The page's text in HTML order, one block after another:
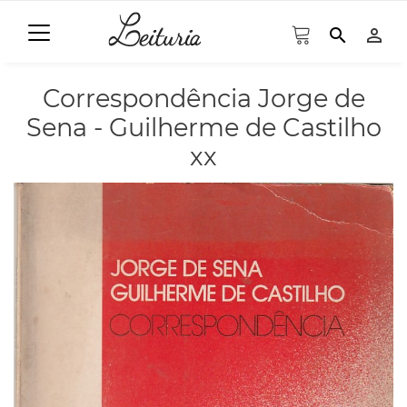
search person_outline
Correspondência Jorge de
Sena - Guilherme de Castilho
xx